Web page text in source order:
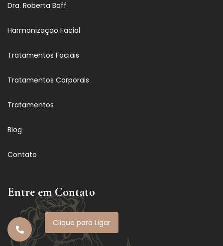
Dra. Roberta Boff
Harmonização Facial
Tratamentos Faciais
Tratamentos Corporais
Tratamentos
Blog
Contato
Entre em Contato
Clique para Ligar